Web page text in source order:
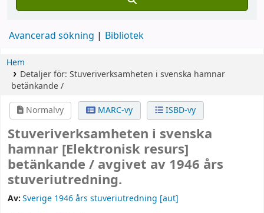
Avancerad sökning Bibliotek
Hem
Detaljer för: Stuveriverksamheten i svenska hamnar
betänkande /
Normalvy
MARC-vy ISBD-vy
Stuveriverksamheten i svenska
hamnar [Elektronisk resurs]
betänkande / avgivet av 1946 års
stuveriutredning.
Av:Sverige 1946 års stuveriutredning [aut]